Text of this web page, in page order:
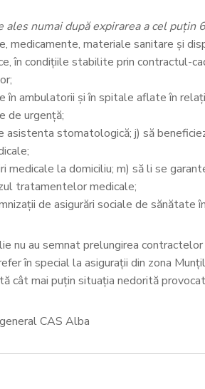
ales numai după expirarea a cel
medicamente, materiale sanitare şi
în condiţiile stabilite prin contractul-
în ambulatorii şi în spitale aflate în
de urgenţă;
asistenta stomatologică; j) să
medicale la domiciliu; m) să li se
tratamentelor medicale;
de asigurări sociale de sănătate
nu au semnat prelungirea
în special la asigurații din zona
cât mai puțin situația nedorită
CAS Alba